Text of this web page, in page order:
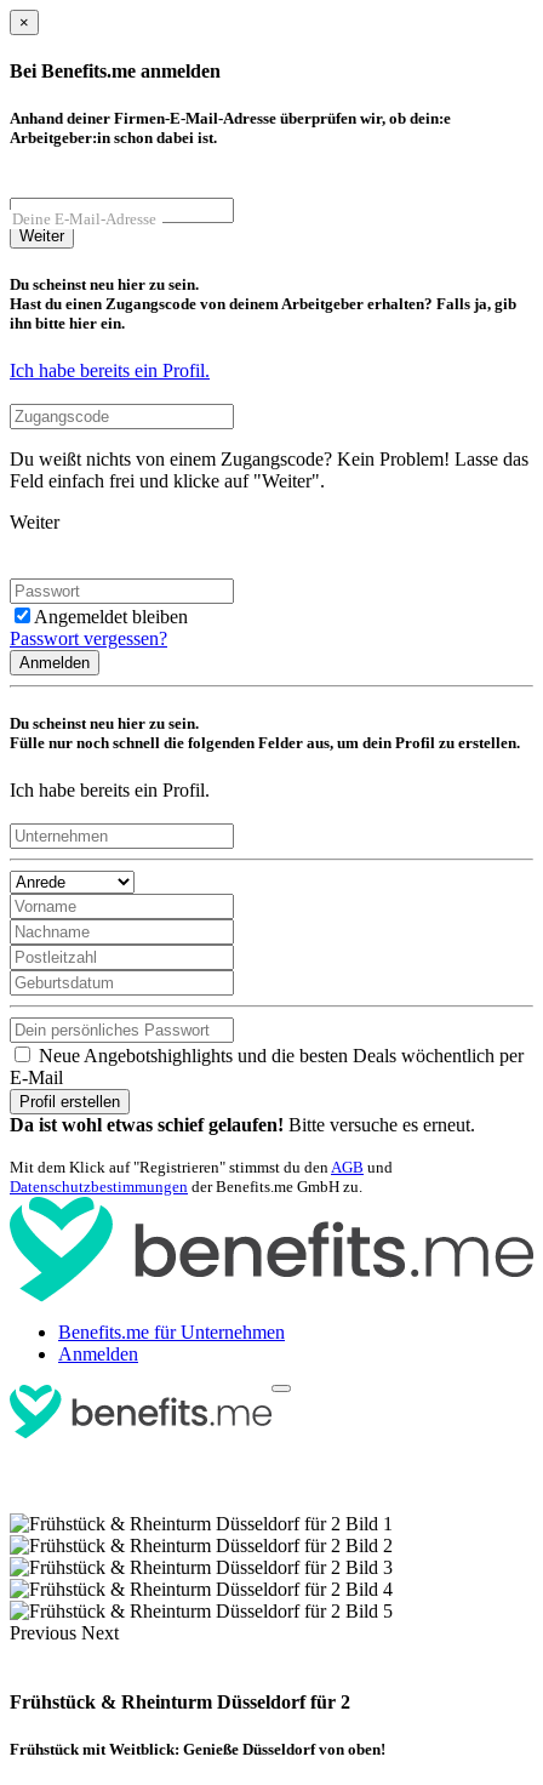
×
Bei Benefits.me anmelden
Anhand deiner Firmen-E-Mail-Adresse überprüfen wir, ob dein:e
Arbeitgeber:in schon dabei ist.
Deine E-Mail-Adresse
Weiter
Du scheinst neu hier zu sein.
Hast du einen Zugangscode von deinem Arbeitgeber erhalten? Falls ja, gib
ihn bitte hier ein.
Ich habe bereits ein Profil.
Du weißt nichts von einem Zugangscode? Kein Problem! Lasse das
Feld einfach frei und klicke auf "Weiter".
Weiter
Angemeldet bleiben
Passwort vergessen?
Anmelden
Du scheinst neu hier zu sein.
Fülle nur noch schnell die folgenden Felder aus, um dein Profil zu erstellen.
Ich habe bereits ein Profil.
Neue Angebotshighlights und die besten Deals wöchentlich per
E-Mail
Profil erstellen
Da ist wohl etwas schief gelaufen! Bitte versuche es erneut.
Mit dem Klick auf "Registrieren" stimmst du denAGB und
Datenschutzbestimmungen der Benefits.me GmbH zu.
Benefits.me für Unternehmen
Anmelden
Previous Next
Frühstück & Rheinturm Düsseldorf für 2
Frühstück mit Weitblick: Genieße Düsseldorf von oben!